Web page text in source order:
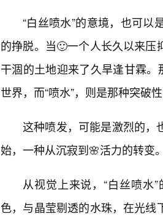
“白丝喷水”的意境，也可
的挣脱。当🙂一个人长久以来
干涸的土地迎来了久旱逢甘霖
世界，而“喷水”，则是那种突破
这种喷发，可能是激烈的，
始，一种从沉寂到🌸活力的转变。
从视觉上来说，“白丝喷水
色，与晶莹剔透的水珠，在光